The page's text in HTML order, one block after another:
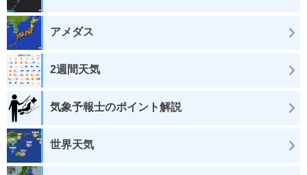
アメダス
2週間天気
気象予報士のポイント解説
世界天気